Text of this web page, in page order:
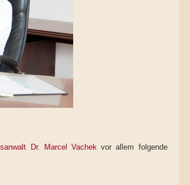
Dr. Marcel Vachekvor allem folgende